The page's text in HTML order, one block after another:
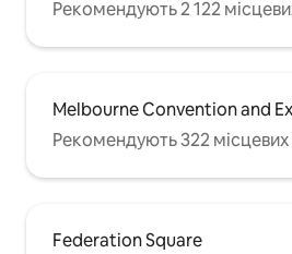
Рекомендують 2 122
Melbourne Convention and
Рекомендують 322 місцевих
Federation Square